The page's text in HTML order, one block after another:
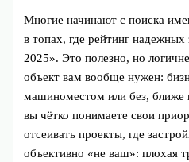
Многие начинают с поиска
в топах, где рейтинг
2025». Это полезно, но
объект вам вообще нужен:
машиноместом или без, ближе
вы чётко понимаете свои
отсеивать проекты, где
объективно «не ваш»: плохая